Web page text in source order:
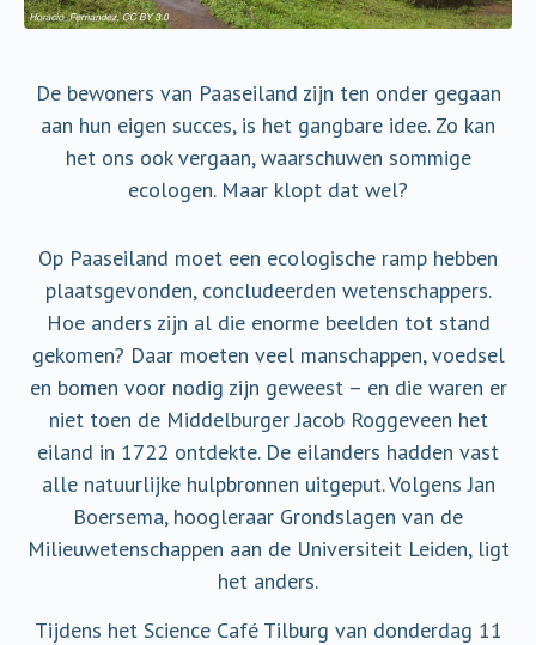
De bewoners van Paaseiland zijn ten onder gegaan
aan hun eigen succes, is het gangbare idee. Zo kan
het ons ook vergaan, waarschuwen sommige
ecologen. Maar klopt dat wel?
Op Paaseiland moet een ecologische ramp hebben
plaatsgevonden, concludeerden wetenschappers.
Hoe anders zijn al die enorme beelden tot stand
gekomen? Daar moeten veel manschappen, voedsel
en bomen voor nodig zijn geweest – en die waren er
niet toen de Middelburger Jacob Roggeveen het
eiland in 1722 ontdekte. De eilanders hadden vast
alle natuurlijke hulpbronnen uitgeput. Volgens Jan
Boersema, hoogleraar Grondslagen van de
Milieuwetenschappen aan de Universiteit Leiden, ligt
het anders.
Tijdens het Science Café Tilburg van donderdag 11